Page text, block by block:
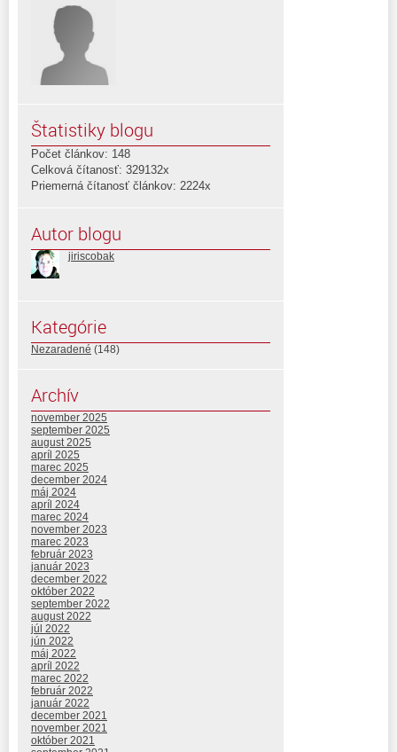
Štatistiky blogu
Počet článkov: 148
Celková čítanosť: 329132x
Priemerná čítanosť článkov: 2224x
Autor blogu
jiriscobak
Kategórie
Nezaradené (148)
Archív
november 2025
september 2025
august 2025
apríl 2025
marec 2025
december 2024
máj 2024
apríl 2024
marec 2024
november 2023
marec 2023
február 2023
január 2023
december 2022
október 2022
september 2022
august 2022
júl 2022
jún 2022
máj 2022
apríl 2022
marec 2022
február 2022
január 2022
december 2021
november 2021
október 2021